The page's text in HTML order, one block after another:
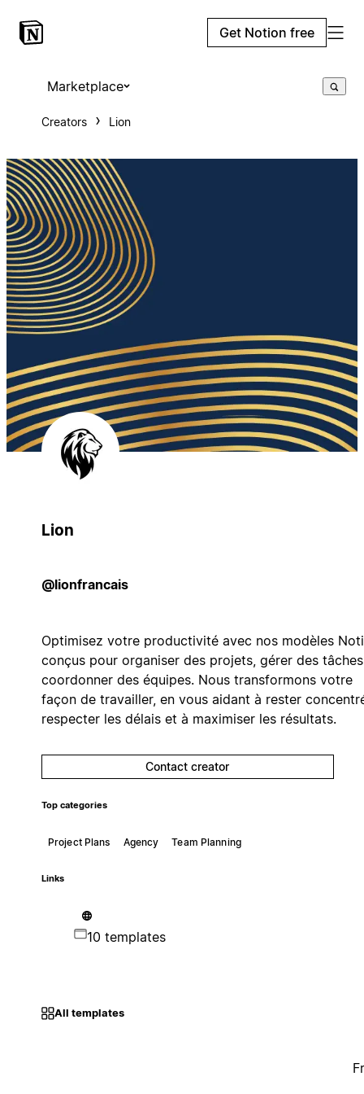
Get Notion free
Marketplace
Creators Lion
Lion
@lionfrancais
Optimisez votre productivité avec nos modèles
conçus pour organiser des projets, gérer des
coordonner des équipes. Nous transformons votre
façon de travailler, en vous aidant à rester
respecter les délais et à maximiser les résultats.
Contact creator
Top categories
Project Plans Agency Team Planning
Links
10 templates
All templates